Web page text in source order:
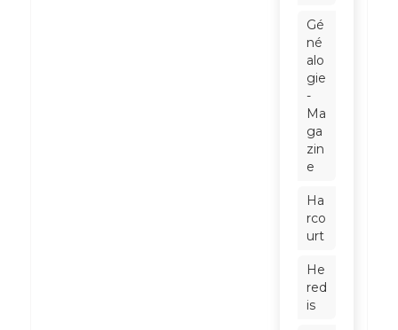
Gé
né
alo
gie
-
Ma
ga
zin
e
Ha
rco
urt
He
red
is